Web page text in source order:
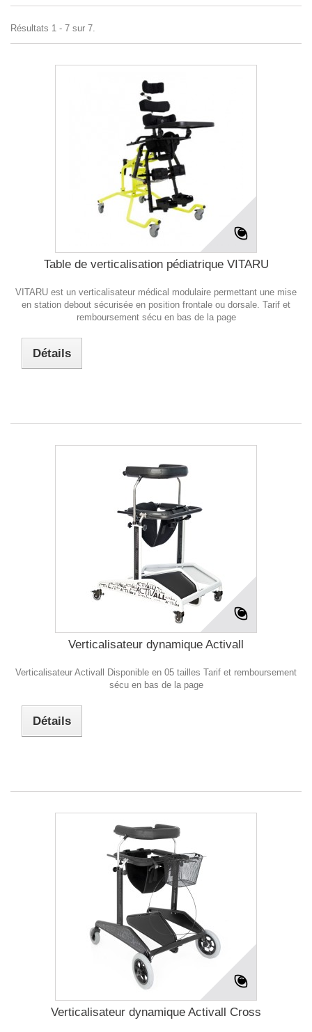
Résultats 1 - 7 sur 7.
Table de verticalisation pédiatrique VITARU
VITARU est un verticalisateur médical modulaire permettant une mise
en station debout sécurisée en position frontale ou dorsale. Tarif et
remboursement sécu en bas de la page
Détails
Verticalisateur dynamique Activall
Verticalisateur Activall Disponible en 05 tailles Tarif et remboursement
sécu en bas de la page
Détails
Verticalisateur dynamique Activall Cross